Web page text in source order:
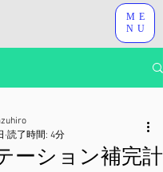
ME
NU
ーション補完計
読了時間: 4分